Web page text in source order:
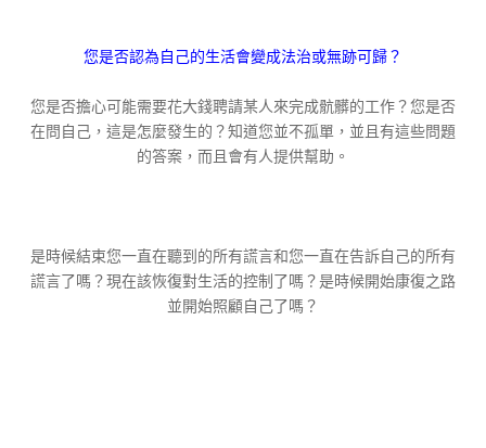
您是否認為自己的生活會變成法治或無跡可歸？
您是否擔心可能需要花大錢聘請某人來完成骯髒的工作？您是否
在問自己，這是怎麼發生的？知道您並不孤單，並且有這些問題
的答案，而且會有人提供幫助。
是時候結束您一直在聽到的所有謊言和您一直在告訴自己的所有
謊言了嗎？現在該恢復對生活的控制了嗎？是時候開始康復之路
並開始照顧自己了嗎？